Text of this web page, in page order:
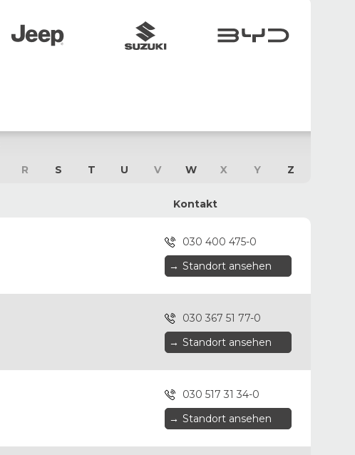
R S T U V W X Y Z
Kontakt
030 400 475-0
→ Standort ansehen
030 367 51 77-0
→ Standort ansehen
030 517 31 34-0
→ Standort ansehen